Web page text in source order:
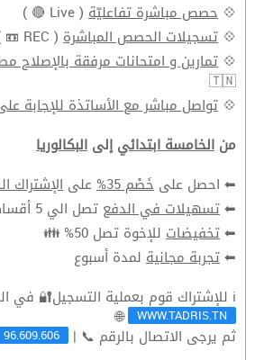
💠 حصص مباشرة تفاعليّة ( Live 🔴 )
💠 تسجيلات الحصص المباشرة ( REC 📼 )
💠 تمارين و امتحانات مرفقة بالإصلاح
🇹🇳
💠 تواصل مباشر مع الأساتذة للإجابة
من الخامسة ابتدائي إلى البكالوريا
⬅ احصل على خَصْم 35% على الإشتراك
⬅تسهيلات في الدفع تصل الي 5 أقساط 😍
⬅تخفيضات للإخوة تصل 50% 👪
⬅تجربة مجانية لمدة أسبوع
ℹ للإشتراك قوم بعملية التسجيل🔐 في الموقع |
WWW.TADRIS.TN
🌐
ثم يرجى الاتصال بالرقم 📞 | 96.609.606